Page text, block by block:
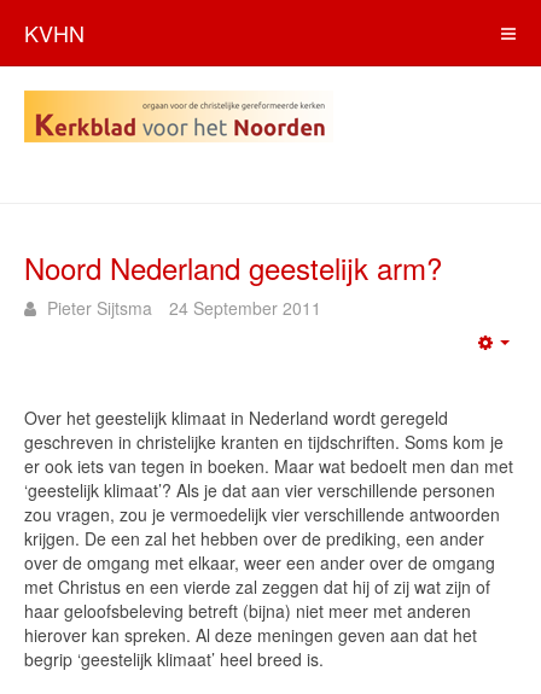
KVHN
Noord Nederland geestelijk arm?
Pieter Sijtsma 24 September 2011
Over het geestelijk klimaat in Nederland wordt geregeld
geschreven in christelijke kranten en tijdschriften. Soms kom je
er ook iets van tegen in boeken. Maar wat bedoelt men dan met
‘geestelijk klimaat’? Als je dat aan vier verschillende personen
zou vragen, zou je vermoedelijk vier verschillende antwoorden
krijgen. De een zal het hebben over de prediking, een ander
over de omgang met elkaar, weer een ander over de omgang
met Christus en een vierde zal zeggen dat hij of zij wat zijn of
haar geloofsbeleving betreft (bijna) niet meer met anderen
hierover kan spreken. Al deze meningen geven aan dat het
begrip ‘geestelijk klimaat’ heel breed is.